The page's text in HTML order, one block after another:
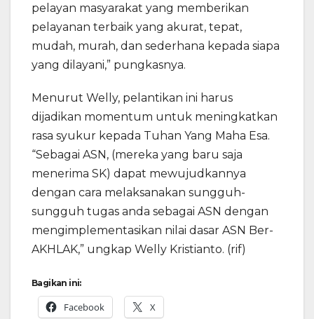
pelayan masyarakat yang memberikan
pelayanan terbaik yang akurat, tepat,
mudah, murah, dan sederhana kepada siapa
yang dilayani,” pungkasnya.
Menurut Welly, pelantikan ini harus
dijadikan momentum untuk meningkatkan
rasa syukur kepada Tuhan Yang Maha Esa.
“Sebagai ASN, (mereka yang baru saja
menerima SK) dapat mewujudkannya
dengan cara melaksanakan sungguh-
sungguh tugas anda sebagai ASN dengan
mengimplementasikan nilai dasar ASN Ber-
AKHLAK,” ungkap Welly Kristianto. (rif)
Bagikan ini:
Facebook X